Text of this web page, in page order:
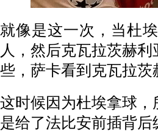
就像是这一次，当杜
人，然后克瓦拉茨赫
些，萨卡看到克瓦拉
这时候因为杜埃拿球
是给了法比安前插背